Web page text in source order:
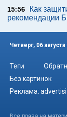
15:56
Как
рекомендации
Четверг, 06 августа
Теги
Без картинок
Реклама: